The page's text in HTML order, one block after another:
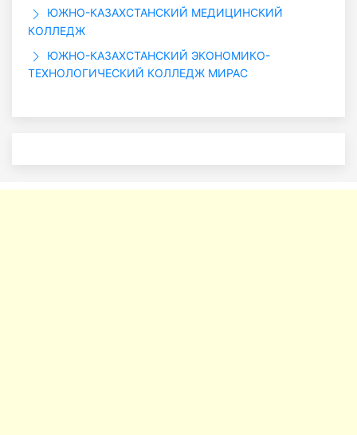
ЮЖНО-КАЗАХСТАНСКИЙ МЕДИЦИНСКИЙ
КОЛЛЕДЖ
ЮЖНО-КАЗАХСТАНСКИЙ ЭКОНОМИКО-
ТЕХНОЛОГИЧЕСКИЙ КОЛЛЕДЖ МИРАС